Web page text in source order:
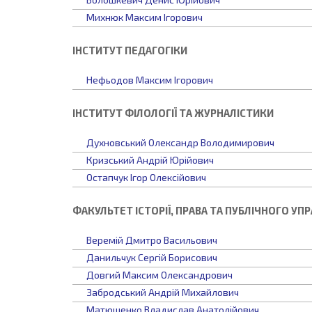
Михнюк Максим Ігорович
ІНСТИТУТ ПЕДАГОГІКИ
Нефьодов Максим Ігорович
ІНСТИТУТ ФІЛОЛОГІЇ ТА ЖУРНАЛІСТИКИ
Духновський Олександр Володимирович
Кризський Андрій Юрійович
Остапчук Ігор Олексійович
ФАКУЛЬТЕТ ІСТОРІЇ, ПРАВА ТА ПУБЛІЧНОГО
Веремій Дмитро Васильович
Данильчук Сергій Борисович
Довгий Максим Олександрович
Забродський Андрій Михайлович